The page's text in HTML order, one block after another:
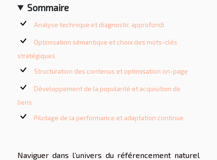
Sommaire
Analyse technique et diagnostic approfondi
Optimisation sémantique et choix des mots-clés
stratégiques
Structuration des contenus et optimisation on-page
Développement de la popularité et acquisition de
liens
Pilotage de la performance et adaptation continue
Naviguer dans l’univers du référencement naturel